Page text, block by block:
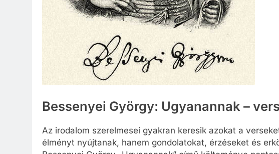
Bessenyei György: Ugyanannak –
Az irodalom szerelmesei gyakran keresik azokat a
élményt nyújtanak, hanem gondolatokat, érzéseket és